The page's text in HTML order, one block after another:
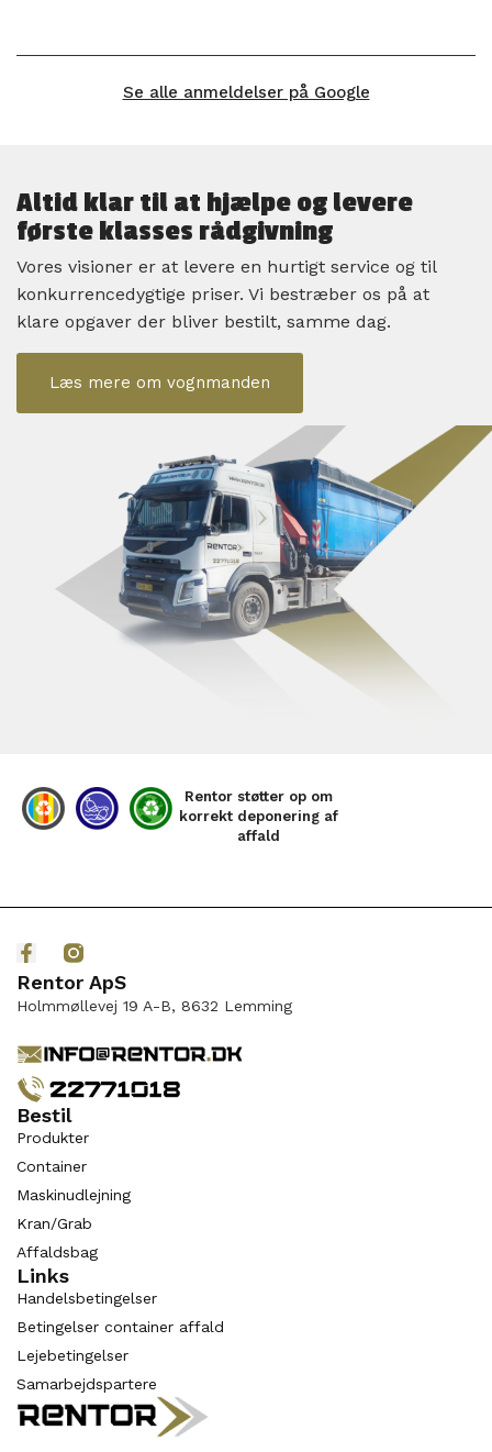
Se alle anmeldelser på Google
Altid klar til at hjælpe og levere
første klasses rådgivning
Vores visioner er at levere en hurtigt service og til
konkurrencedygtige priser. Vi bestræber os på at
klare opgaver der bliver bestilt, samme dag.
Læs mere om vognmanden
Rentor støtter op om
korrekt deponering af
affald
Rentor ApS
Holmmøllevej 19 A-B, 8632 Lemming
Bestil
Produkter
Container
Maskinudlejning
Kran/Grab
Affaldsbag
Links
Handelsbetingelser
Betingelser container affald
Lejebetingelser
Samarbejdspartere